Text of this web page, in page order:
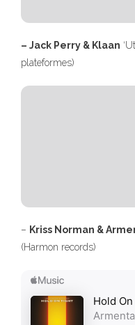
– Jack Perry & Klaan
plateformes)
– Kriss Norman &
(Harmon records)